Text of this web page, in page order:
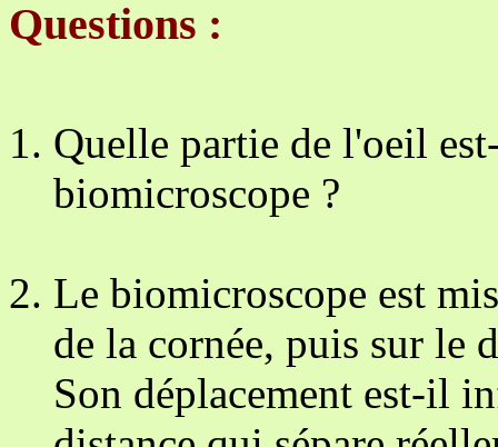
Questions :
Quelle partie de l'oeil
biomicroscope ?
Le biomicroscope est
de la cornée, puis sur le
Son déplacement est-il